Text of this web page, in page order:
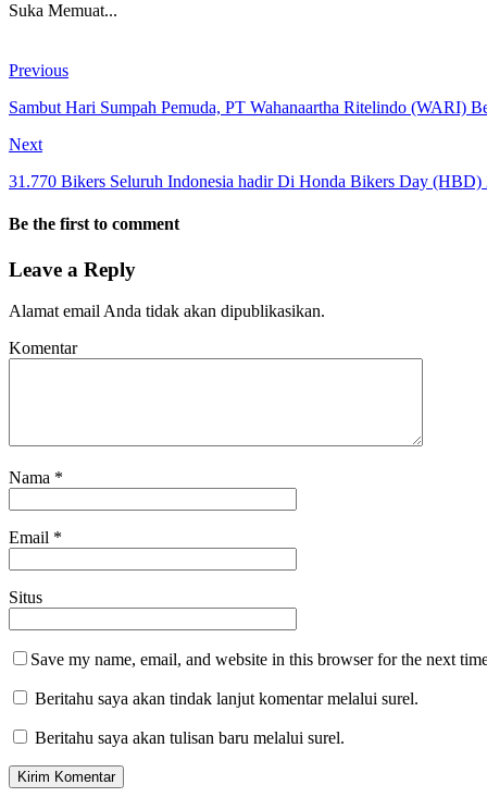
Suka Memuat...
Previous
Sambut Hari Sumpah Pemuda, PT Wahanaartha Ritelindo (WARI)
Next
31.770 Bikers Seluruh Indonesia hadir Di Honda Bikers Day (HBD)
Be the first to comment
Leave a Reply
Alamat email Anda tidak akan dipublikasikan.
Komentar
Nama *
Email *
Situs
Save my name, email, and website in this browser for the next
Beritahu saya akan tindak lanjut komentar melalui surel.
Beritahu saya akan tulisan baru melalui surel.